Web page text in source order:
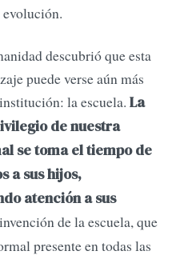
evolución.
descubrió que esta
puede verse aún más
la escuela. La
de nuestra
se toma el tiempo de
a sus hijos,
atención a sus
de la escuela, que
presente en todas las